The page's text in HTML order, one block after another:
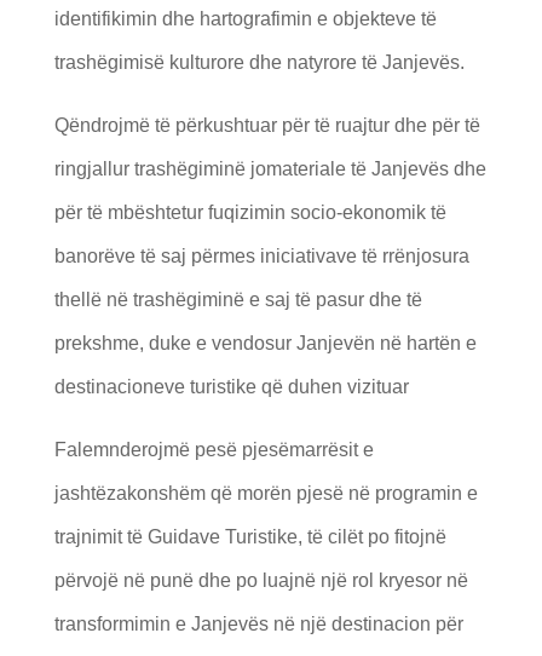
identifikimin dhe hartografimin e objekteve të
trashëgimisë kulturore dhe natyrore të Janjevës.
Qëndrojmë të përkushtuar për të ruajtur dhe për të
ringjallur trashëgiminë jomateriale të Janjevës dhe
për të mbështetur fuqizimin socio-ekonomik të
banorëve të saj përmes iniciativave të rrënjosura
thellë në trashëgiminë e saj të pasur dhe të
prekshme, duke e vendosur Janjevën në hartën e
destinacioneve turistike që duhen vizituar
Falemnderojmë pesë pjesëmarrësit e
jashtëzakonshëm që morën pjesë në programin e
trajnimit të Guidave Turistike, të cilët po fitojnë
përvojë në punë dhe po luajnë një rol kryesor në
transformimin e Janjevës në një destinacion për